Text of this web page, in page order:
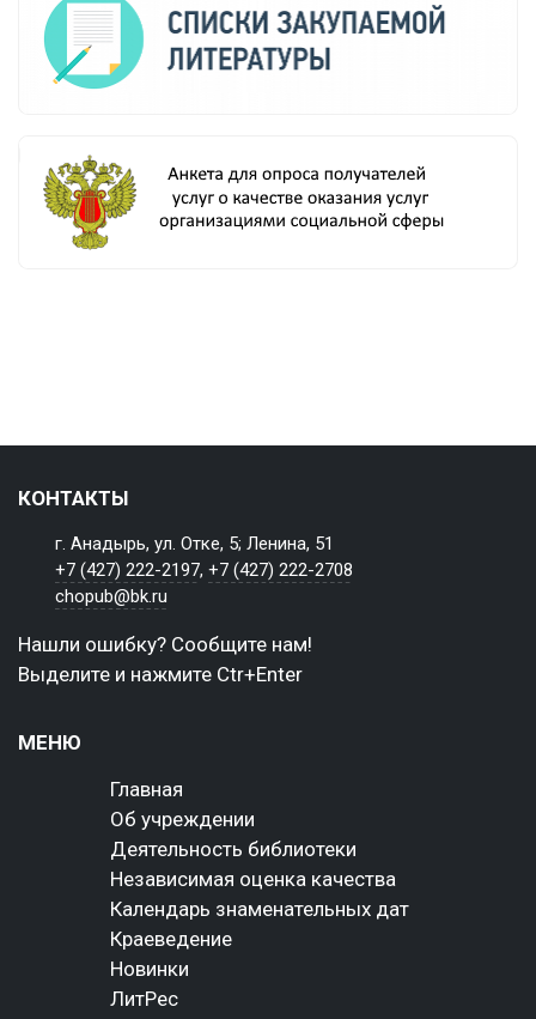
КОНТАКТЫ
г. Анадырь, ул. Отке, 5; Ленина, 51
+7 (427) 222-2197,+7 (427) 222-2708
chopub@bk.ru
Нашли ошибку? Сообщите нам!
Выделите и нажмите Ctr+Enter
МЕНЮ
Главная
Об учреждении
Деятельность библиотеки
Независимая оценка качества
Календарь знаменательных дат
Краеведение
Новинки
ЛитРес